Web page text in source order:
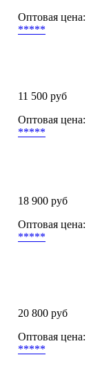
Оптовая цена:
*****
11 500 руб
Оптовая цена:
*****
18 900 руб
Оптовая цена:
*****
20 800 руб
Оптовая цена:
*****